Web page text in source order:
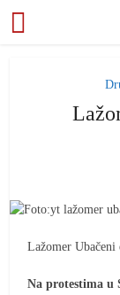
Lažomer Ubačeni
Na protestima u